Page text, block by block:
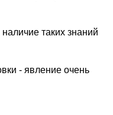
таких знаний
- явление очень